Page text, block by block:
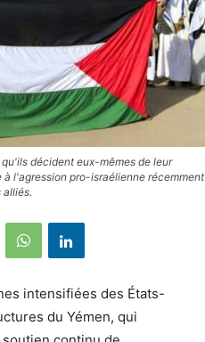
décident eux-mêmes de leur
l'agression pro-israélienne récemment
alliés.
intensifiées des États-
du Yémen, qui